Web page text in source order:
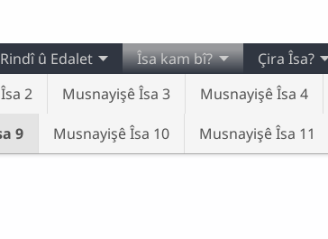
Rindî û Edalet
Îsa kam bî?
2 Musnayişê Îsa 3 Musnayişê Îsa 4
9 Musnayişê Îsa 10 Musnayişê Îsa 11
Çira Îsa?